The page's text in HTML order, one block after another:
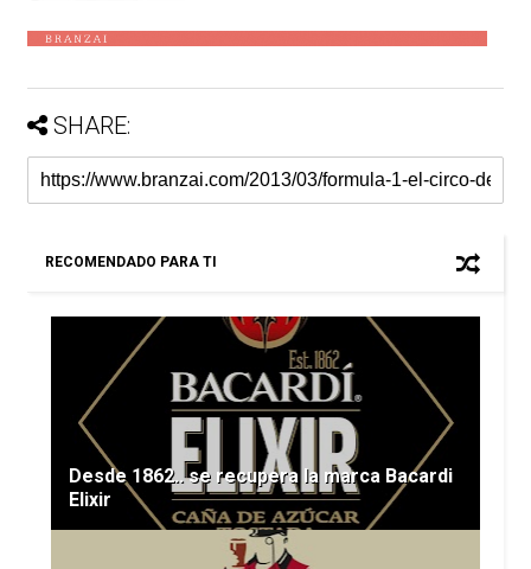
SHARE:
RECOMENDADO PARA TI
Desde 1862.. se recupera la marca Bacardi
Elixir